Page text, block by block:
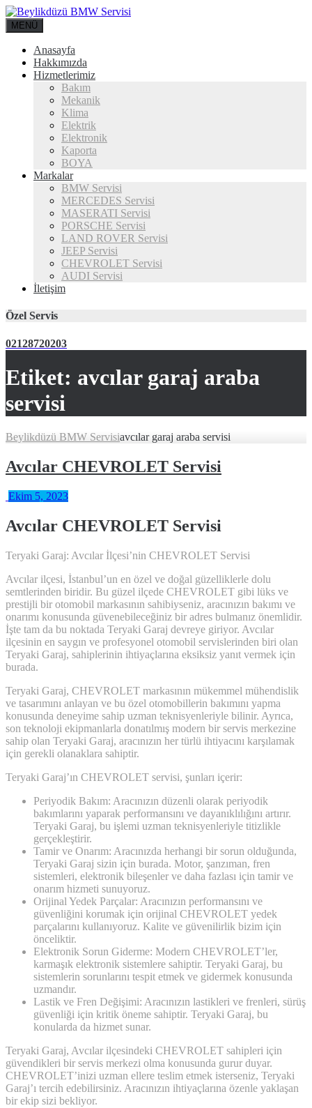
MENÜ
Anasayfa
Hakkımızda
Hizmetlerimiz
Bakım
Mekanik
Klima
Elektrik
Elektronik
Kaporta
BOYA
Markalar
BMW Servisi
MERCEDES Servisi
MASERATI Servisi
PORSCHE Servisi
LAND ROVER Servisi
JEEP Servisi
CHEVROLET Servisi
AUDI Servisi
İletişim
Özel Servis
02128720203
Etiket: avcılar garaj araba
servisi
Beylikdüzü BMW Servisiavcılar garaj araba servisi
Avcılar CHEVROLET Servisi
Ekim 5, 2023
Avcılar CHEVROLET Servisi
Teryaki Garaj: Avcılar İlçesi’nin CHEVROLET Servisi
Avcılar ilçesi, İstanbul’un en özel ve doğal güzelliklerle dolu
semtlerinden biridir. Bu güzel ilçede CHEVROLET gibi lüks ve
prestijli bir otomobil markasının sahibiyseniz, aracınızın bakımı ve
onarımı konusunda güvenebileceğiniz bir adres bulmanız önemlidir.
İşte tam da bu noktada Teryaki Garaj devreye giriyor. Avcılar
ilçesinin en saygın ve profesyonel otomobil servislerinden biri olan
Teryaki Garaj, sahiplerinin ihtiyaçlarına eksiksiz yanıt vermek için
burada.
Teryaki Garaj, CHEVROLET markasının mükemmel mühendislik
ve tasarımını anlayan ve bu özel otomobillerin bakımını yapma
konusunda deneyime sahip uzman teknisyenleriyle bilinir. Ayrıca,
son teknoloji ekipmanlarla donatılmış modern bir servis merkezine
sahip olan Teryaki Garaj, aracınızın her türlü ihtiyacını karşılamak
için gerekli olanaklara sahiptir.
Teryaki Garaj’ın CHEVROLET servisi, şunları içerir:
Periyodik Bakım: Aracınızın düzenli olarak periyodik
bakımlarını yaparak performansını ve dayanıklılığını artırır.
Teryaki Garaj, bu işlemi uzman teknisyenleriyle titizlikle
gerçekleştirir.
Tamir ve Onarım: Aracınızda herhangi bir sorun olduğunda,
Teryaki Garaj sizin için burada. Motor, şanzıman, fren
sistemleri, elektronik bileşenler ve daha fazlası için tamir ve
onarım hizmeti sunuyoruz.
Orijinal Yedek Parçalar: Aracınızın performansını ve
güvenliğini korumak için orijinal CHEVROLET yedek
parçalarını kullanıyoruz. Kalite ve güvenilirlik bizim için
önceliktir.
Elektronik Sorun Giderme: Modern CHEVROLET’ler,
karmaşık elektronik sistemlere sahiptir. Teryaki Garaj, bu
sistemlerin sorunlarını tespit etmek ve gidermek konusunda
uzmandır.
Lastik ve Fren Değişimi: Aracınızın lastikleri ve frenleri, sürüş
güvenliği için kritik öneme sahiptir. Teryaki Garaj, bu
konularda da hizmet sunar.
Teryaki Garaj, Avcılar ilçesindeki CHEVROLET sahipleri için
güvendikleri bir servis merkezi olma konusunda gurur duyar.
CHEVROLET’inizi uzman ellere teslim etmek isterseniz, Teryaki
Garaj’ı tercih edebilirsiniz. Aracınızın ihtiyaçlarına özenle yaklaşan
bir ekip sizi bekliyor.